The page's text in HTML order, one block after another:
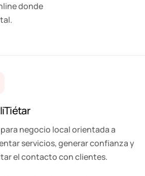
donde
negocio local orientada a
servicios, generar confianza y
el contacto con clientes.